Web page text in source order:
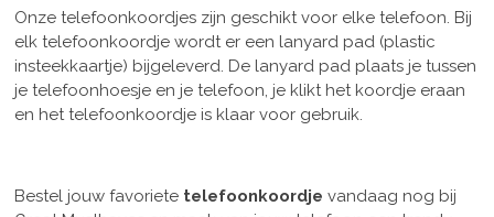
Onze telefoonkoordjes zijn geschikt voor elke telefoon. Bij
elk telefoonkoordje wordt er een lanyard pad (plastic
insteekkaartje) bijgeleverd. De lanyard pad plaats je tussen
je telefoonhoesje en je telefoon, je klikt het koordje eraan
en het telefoonkoordje is klaar voor gebruik.
Bestel jouw favoriete telefoonkoordje vandaag nog bij